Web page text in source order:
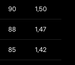
90 1,50
88 1,47
85 1,42